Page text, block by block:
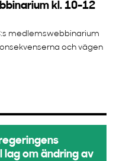
kl. 10-12
medlemswebbinarium
och vägen
om ändring av